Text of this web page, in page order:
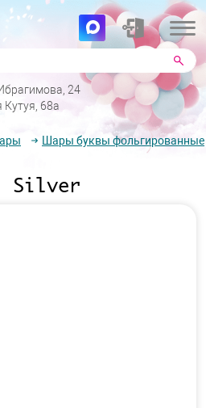
24
Кутуя, 68а
Шары буквы фольгированные
Silver